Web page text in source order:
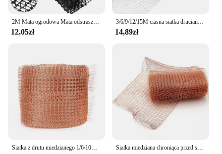
2M Mata ogrodowa Mata odstraszająca Mata anty-kot z paskami z kolcami Kolce Paski Utrzymuj kot Pies Kopanie Wspinaczka Zaopatrzenie dla zwierząt domowych
12,05zł
3/6/9/12/15M ciasna siatka druciana królik ochrona gryzoni siatka ze stali nierdzewnej królik drut siatka chroniąca szkodniki siatka ogrodowa
14,89zł
Siatka z drutu miedzianego 1/6/10m Siatka chroniąca przed ślimakiem Siatka z drutu miedzianego Siatka z szkodników i gryzoni Siatka miedziana Dekoracyjna siatka ogrodowa Siatka miedziana chroniąca przed szkodkami Siatka z drutu miedzianego Siatka chroniąca przed szkodnikiem Siatka ochronna dla gryzoni Drut miedziany z drutu Protceted Plant Supplie